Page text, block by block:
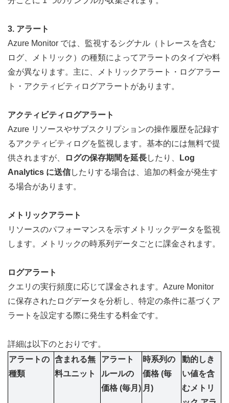
3. アラート
Azure Monitor では、監視するシグナル（トレースを含む
ログ、メトリック）の種類によってアラートのタイプや料
金が異なります。主に、メトリックアラート・ログアラー
ト・アクティビティログアラートがあります。
アクティビティログアラート
Azure リソースやサブスクリプションの操作履歴を記録す
るアクティビティログを監視します。基本的には無料で提
供されますが、
ログの保存期間を延長したり、
Log
Analytics に送信したりする場合は、追加の料金が発生す
る場合があります。
メトリックアラート
リソースのパフォーマンスを示すメトリックデータを監視
します。メトリックの時系列データごとに課金されます。
ログアラート
クエリの実行頻度に応じて課金されます。Azure Monitor
に保存されたログデータを分析し、特定の条件に基づくア
ラートを設定する際に発生する料金です。
詳細は以下のとおりです。
アラートの
種類
含まれる無
料ユニット
アラート
ルールの
価格 (毎月)
時系列の
価格 (毎
月)
動的しき
い値を含
むメトリ